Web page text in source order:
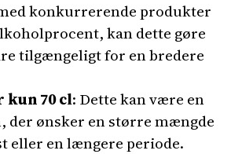
konkurrerende produkter
kan dette gøre
tilgængeligt for en bredere
kun 70 cl: Dette kan være en
der ønsker en større mængde
eller en længere periode.